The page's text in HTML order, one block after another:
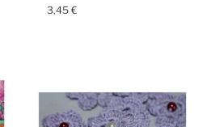
3,45€